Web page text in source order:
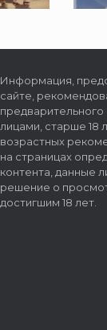
Информация,
сайте,
лицами, старше 18
возрастных
на страницах
контента, данные
решение о
достигшим 18 лет.